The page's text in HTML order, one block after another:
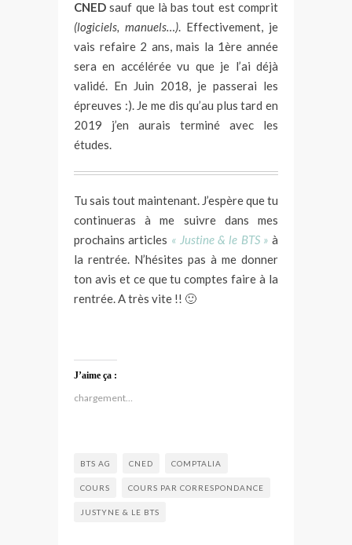
CNED sauf que là bas tout est comprit
(logiciels, manuels…). Effectivement, je
vais refaire 2 ans, mais la 1ère année
sera en accélérée vu que je l’ai déjà
validé. En Juin 2018, je passerai les
épreuves :). Je me dis qu’au plus tard en
2019 j’en aurais terminé avec les
études.
Tu sais tout maintenant. J’espère que tu
continueras à me suivre dans mes
prochains articles « Justine & le BTS » à
la rentrée. N’hésites pas à me donner
ton avis et ce que tu comptes faire à la
rentrée. A très vite !! 🙂
J’aime ça :
chargement…
BTS AG CNED COMPTALIA
COURS COURS PAR CORRESPONDANCE
JUSTYNE & LE BTS